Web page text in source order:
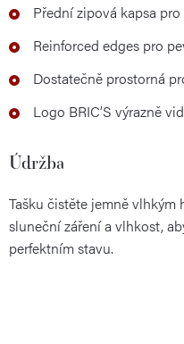
Přední zipová kapsa
Reinforced edges pro
Dostatečně prostorná
Logo BRIC’S výrazně
Údržba
Tašku čistěte jemně
sluneční záření a vlhkost,
perfektním stavu.